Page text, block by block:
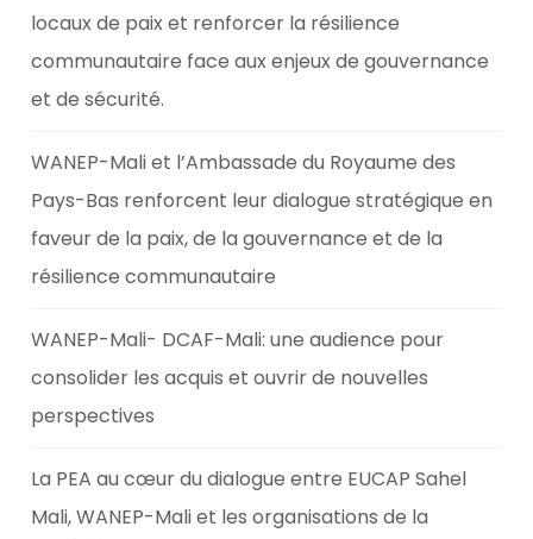
locaux de paix et renforcer la résilience
communautaire face aux enjeux de gouvernance
et de sécurité.
WANEP-Mali et l’Ambassade du Royaume des
Pays-Bas renforcent leur dialogue stratégique en
faveur de la paix, de la gouvernance et de la
résilience communautaire
WANEP-Mali- DCAF-Mali: une audience pour
consolider les acquis et ouvrir de nouvelles
perspectives
La PEA au cœur du dialogue entre EUCAP Sahel
Mali, WANEP-Mali et les organisations de la